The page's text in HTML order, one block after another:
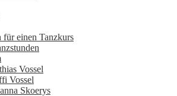
für einen Tanzkurs
Vossel
Vossel
Skoerys